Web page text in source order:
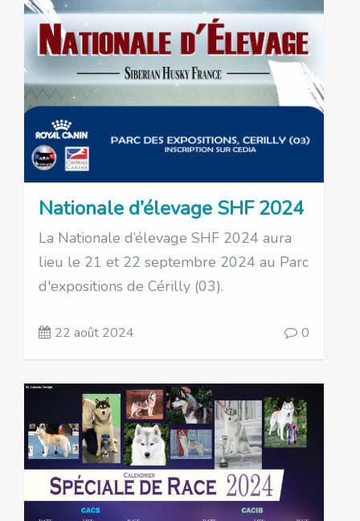
Nationale d’élevage SHF 2024
La Nationale d’élevage SHF 2024 aura
lieu le 21 et 22 septembre 2024 au Parc
d'expositions de Cérilly (03).
22 août 2024 0